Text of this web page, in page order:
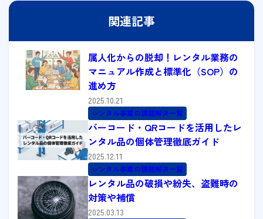
関連記事
属人化からの脱却！レンタル業務の
マニュアル作成と標準化（SOP）の
進め方
2025.10.21
レンタル事業の課題解決一覧
バーコード・QRコードを活用したレ
ンタル品の個体管理徹底ガイド
2025.12.11
レンタル事業の課題解決一覧
レンタル品の破損や紛失、盗難時の
対策や補償
2025.03.13